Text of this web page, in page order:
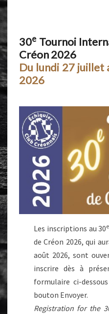
30eTournoi
Créon 2026
Du lundi 27 juillet
2026
Les inscriptions au 30e
de Créon 2026, qui
août 2026, sont
inscrire dès à
formulaire ci-
bouton Envoyer.
Registration for the